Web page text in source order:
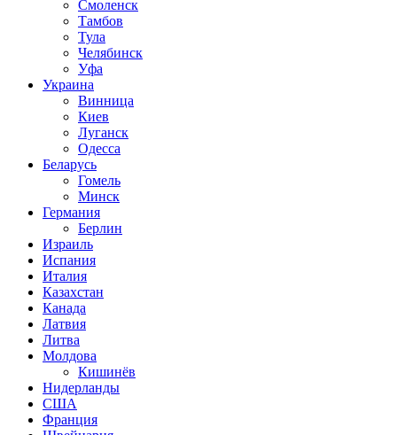
Смоленск
Тамбов
Тула
Челябинск
Уфа
Украина
Винница
Киев
Луганск
Одесса
Беларусь
Гомель
Минск
Германия
Берлин
Израиль
Испания
Италия
Казахстан
Канада
Латвия
Литва
Молдова
Кишинёв
Нидерланды
США
Франция